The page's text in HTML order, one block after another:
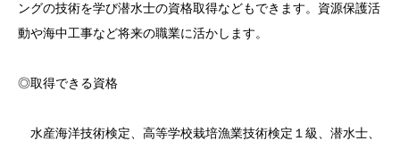
ングの技術を学び潜水士の資格取得などもできます。資源保護活
動や海中工事など将来の職業に活かします。
◎取得できる資格
水産海洋技術検定、高等学校栽培漁業技術検定１級、潜水士、